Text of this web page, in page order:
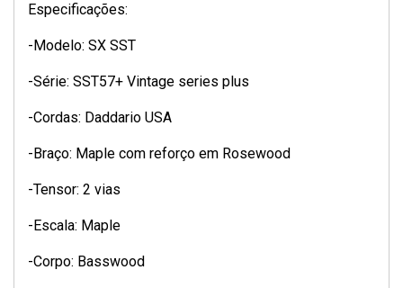
Especificações:
-Modelo: SX SST
-Série: SST57+ Vintage series plus
-Cordas: Daddario USA
-Braço: Maple com reforço em Rosewood
-Tensor: 2 vias
-Escala: Maple
-Corpo: Basswood